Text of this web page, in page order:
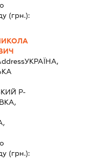
(грн.):
УКРАЇНА,
Р-
(грн.):